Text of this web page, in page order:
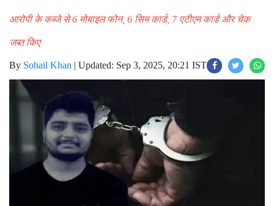
आरोपी के कब्जे से 6 मोबाइल फोन, 6 सिम कार्ड, 7 एटीएम कार्ड और चेक
जब्त किए
By Sohail Khan | Updated: Sep 3, 2025, 20:21 IST